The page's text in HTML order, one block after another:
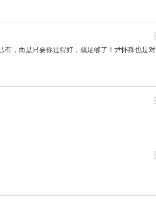
，而是只要你过得好，就足够了！尹怀殊也是对